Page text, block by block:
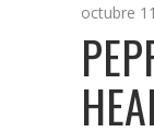
octubre